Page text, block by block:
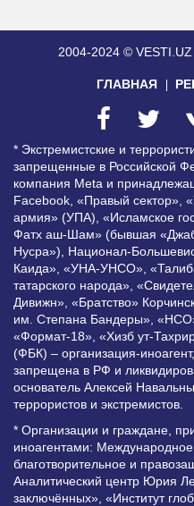
2004-2024 © VESTI.UZ
ГЛАВНАЯ
* Экстремистские и
запрещенные в Российской
компания Meta и
Facebook, «Правый сектор»,
армия» (УПА), «Исламское
Фатх аш-Шам» (бывшая
Нусра»), Национал-
Каида», «УНА-УНСО»,
татарского народа»,
Дивижн», «Братство»
им. Степана Бандеры»,
«Формат-18», «Хизб ут-
(ФБК) – организация-
запрещена в РФ и
основатель Алексей
террористов и экстремистов.
* Организации и граждане,
иноагентами: Международное
благотворительное и
Аналитический центр Юрия
заключённых», «Институт